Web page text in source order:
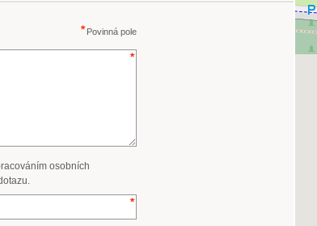
Povinná pole
osobních